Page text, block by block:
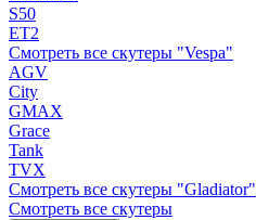
S50
ET2
Смотреть все скутеры "Vespa"
AGV
City
GMAX
Grace
Tank
TVX
Смотреть все скутеры "Gladiator"
Смотреть все скутеры